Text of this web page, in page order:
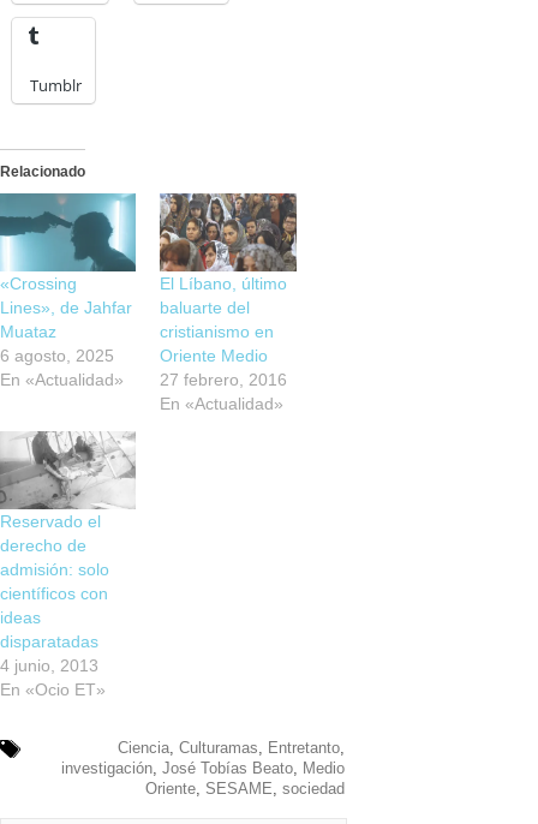
Tumblr
Relacionado
«Crossing
Lines», de Jahfar
Muataz
6 agosto, 2025
En «Actualidad»
El Líbano, último
baluarte del
cristianismo en
Oriente Medio
27 febrero, 2016
En «Actualidad»
Reservado el
derecho de
admisión: solo
científicos con
ideas
disparatadas
4 junio, 2013
En «Ocio ET»
Ciencia, Culturamas Entretanto,
investigación, José Tobías Beato,
Medio
Oriente, SESAME sociedad